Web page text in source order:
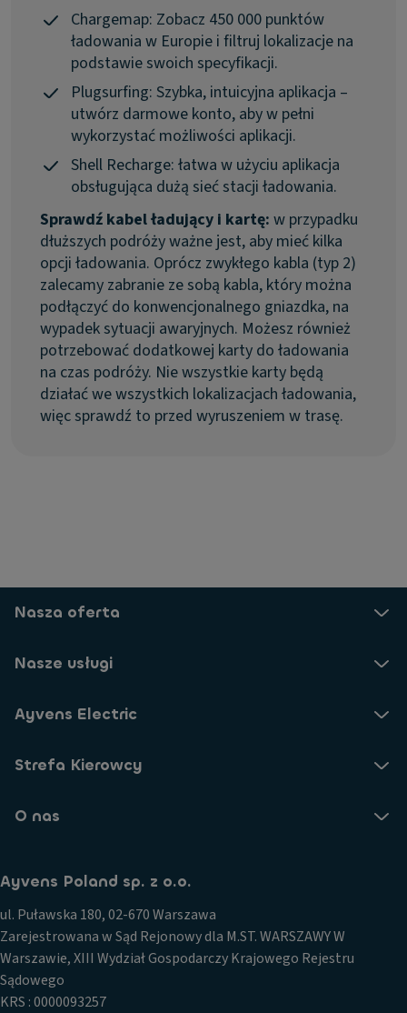
Chargemap: Zobacz 450 000 punktów
ładowania w Europie i filtruj lokalizacje na
podstawie swoich specyfikacji.
Plugsurfing: Szybka, intuicyjna aplikacja –
utwórz darmowe konto, aby w pełni
wykorzystać możliwości aplikacji.
Shell Recharge: łatwa w użyciu aplikacja
obsługująca dużą sieć stacji ładowania.
Sprawdź kabel ładujący i kartę: w przypadku
dłuższych podróży ważne jest, aby mieć kilka
opcji ładowania. Oprócz zwykłego kabla (typ 2)
zalecamy zabranie ze sobą kabla, który można
podłączyć do konwencjonalnego gniazdka, na
wypadek sytuacji awaryjnych. Możesz również
potrzebować dodatkowej karty do ładowania
na czas podróży. Nie wszystkie karty będą
działać we wszystkich lokalizacjach ładowania,
więc sprawdź to przed wyruszeniem w trasę.
Nasza oferta
Nasze usługi
Ayvens Electric
Strefa Kierowcy
O nas
Ayvens Poland sp. z o.o.
ul. Puławska 180, 02-670 Warszawa
Zarejestrowana w Sąd Rejonowy dla M.ST. WARSZAWY W
Warszawie, XIII Wydział Gospodarczy Krajowego Rejestru
Sądowego
KRS : 0000093257